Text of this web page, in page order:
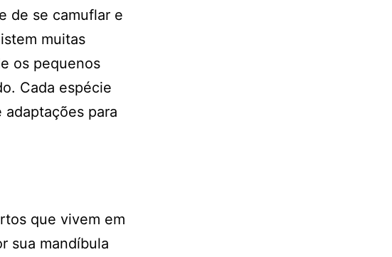
de se camuflar e
muitas
os pequenos
Cada espécie
para
que vivem em
sua mandíbula